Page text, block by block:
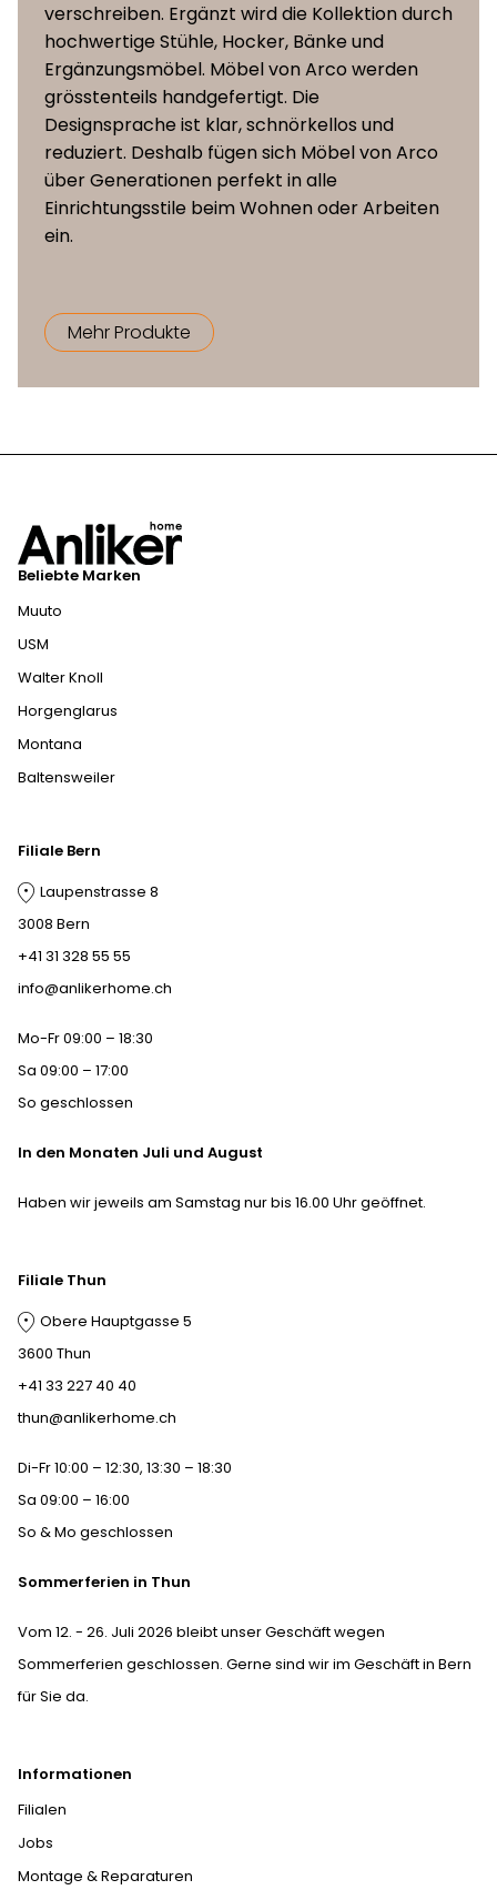
verschreiben. Ergänzt wird die Kollektion durch
hochwertige Stühle, Hocker, Bänke und
Ergänzungsmöbel. Möbel von Arco werden
grösstenteils handgefertigt. Die
Designsprache ist klar, schnörkellos und
reduziert. Deshalb fügen sich Möbel von Arco
über Generationen perfekt in alle
Einrichtungsstile beim Wohnen oder Arbeiten
ein.
Mehr Produkte
Beliebte Marken
Muuto
USM
Walter Knoll
Horgenglarus
Montana
Baltensweiler
Informationen
Filialen
Jobs
Montage & Reparaturen
Filiale Bern
Laupenstrasse 8
3008 Bern
+41 31 328 55 55
info@anlikerhome.ch
Mo-Fr 09:00 – 18:30
Sa 09:00 – 17:00
So geschlossen
In den Monaten Juli und August
Haben wir jeweils am Samstag nur bis 16.00 Uhr geöffnet.
Filiale Thun
Obere Hauptgasse 5
3600 Thun
+41 33 227 40 40
thun@anlikerhome.ch
Di-Fr 10:00 – 12:30, 13:30 – 18:30
Sa 09:00 – 16:00
So & Mo geschlossen
Sommerferien in Thun
Vom 12. - 26. Juli 2026 bleibt unser Geschäft wegen
Sommerferien geschlossen. Gerne sind wir im Geschäft in Bern
für Sie da.